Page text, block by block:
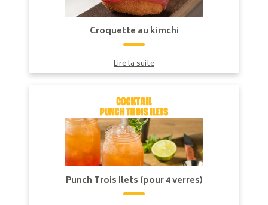
Croquette au kimchi
Lire la suite
Punch Trois Ilets (pour 4 verres)